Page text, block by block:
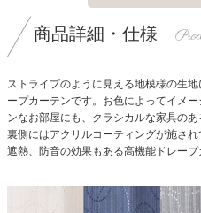
商品詳細・仕様
ストライプのように見える地模様の生
ープカーテンです。お色によってイメ
ンなお部屋にも、クラシカルな家具の
裏側にはアクリルコーティングが施さ
遮熱、防音の効果もある高機能ドレープ